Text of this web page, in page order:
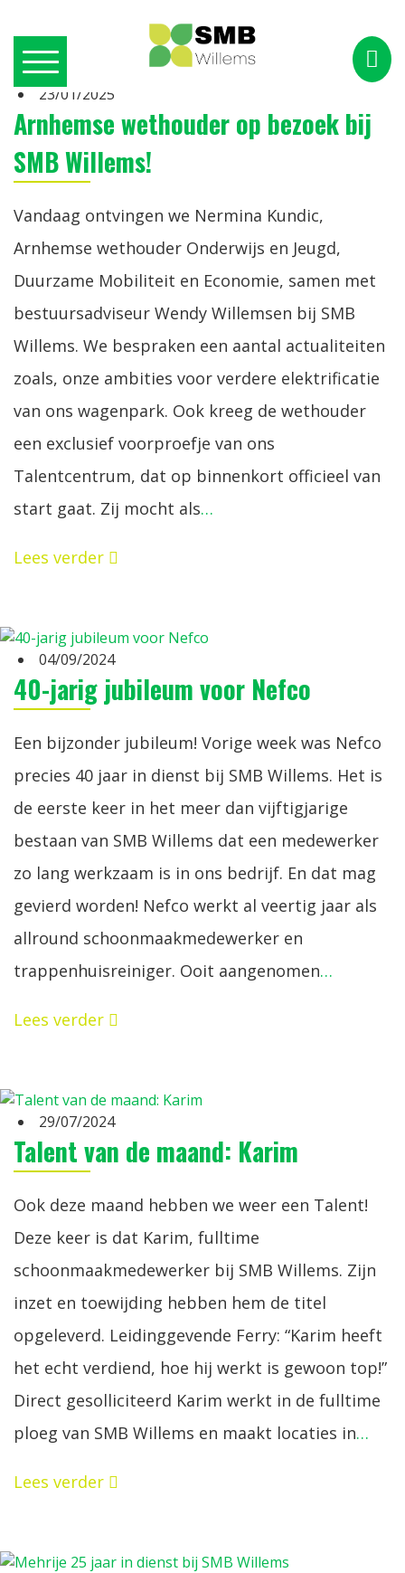
23/01/2025
Arnhemse wethouder op bezoek bij
SMB Willems!
Vandaag ontvingen we Nermina Kundic,
Arnhemse wethouder Onderwijs en Jeugd,
Duurzame Mobiliteit en Economie, samen met
bestuursadviseur Wendy Willemsen bij SMB
Willems. We bespraken een aantal actualiteiten
zoals, onze ambities voor verdere elektrificatie
van ons wagenpark. Ook kreeg de wethouder
een exclusief voorproefje van ons
Talentcentrum, dat op binnenkort officieel van
start gaat. Zij mocht als…
Lees verder
04/09/2024
40-jarig jubileum voor Nefco
Een bijzonder jubileum! Vorige week was Nefco
precies 40 jaar in dienst bij SMB Willems. Het is
de eerste keer in het meer dan vijftigjarige
bestaan van SMB Willems dat een medewerker
zo lang werkzaam is in ons bedrijf. En dat mag
gevierd worden! Nefco werkt al veertig jaar als
allround schoonmaakmedewerker en
trappenhuisreiniger. Ooit aangenomen…
Lees verder
29/07/2024
Talent van de maand: Karim
Ook deze maand hebben we weer een Talent!
Deze keer is dat Karim, fulltime
schoonmaakmedewerker bij SMB Willems. Zijn
inzet en toewijding hebben hem de titel
opgeleverd. Leidinggevende Ferry: “Karim heeft
het echt verdiend, hoe hij werkt is gewoon top!”
Direct gesolliciteerd Karim werkt in de fulltime
ploeg van SMB Willems en maakt locaties in…
Lees verder